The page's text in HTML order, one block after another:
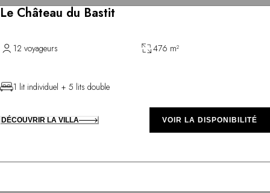
Le Château du Bastit
12 voyageurs 476 m²
1 lit individuel + 5 lits double
DÉCOUVRIR LA VILLA VOIR LA DISPONIBILITÉ